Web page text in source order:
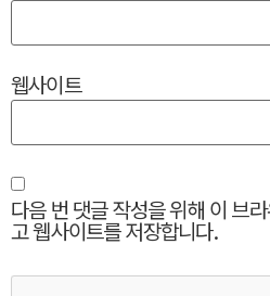
웹사이트
다음 번 댓글 작성을 위해 이 브
고 웹사이트를 저장합니다.